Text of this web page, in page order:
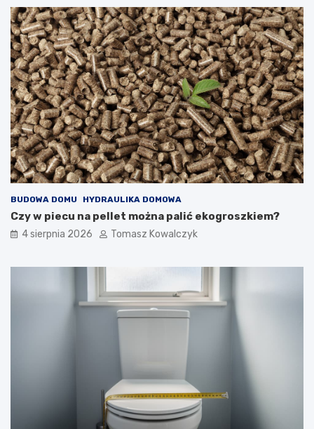
BUDOWA DOMU HYDRAULIKA DOMOWA
Czy w piecu na pellet można palić ekogroszkiem?
4 sierpnia 2026 Tomasz Kowalczyk